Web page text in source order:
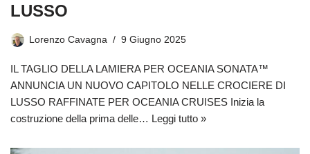
LUSSO
Lorenzo Cavagna 9 Giugno 2025
IL TAGLIO DELLA LAMIERA PER OCEANIA SONATA™
ANNUNCIA UN NUOVO CAPITOLO NELLE CROCIERE DI
LUSSO RAFFINATE PER OCEANIA CRUISES Inizia la
costruzione della prima delle… Leggi tutto »